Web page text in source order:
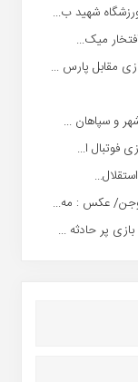
شهید ب...
میک...
مقابل پارس ...
و سپاهان ...
فوتبال ا...
عکس : مه...
پر حادثه ...